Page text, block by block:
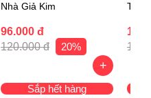
Nhà Giả Kim
96.000 đ
120.000 đ
20%
+
Sắp hết hàng